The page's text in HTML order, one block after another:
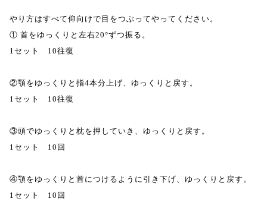
やり方はすべて仰向けで目をつぶってやってください。
① 首をゆっくりと左右20°ずつ振る。
1 セット 10往復
②顎をゆっくりと指4本分上げ、ゆっくりと戻す。
1 セット 10往復
③頭でゆっくりと枕を押していき、ゆっくりと戻す。
1 セット 10 回
④顎をゆっくりと首につけるように引き下げ、ゆっくりと戻す。
1 セット 10 回